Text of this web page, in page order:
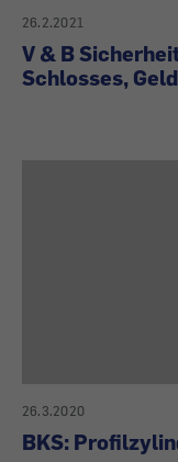
26.2.2021
V & B
Schlosses,
26.3.2020
BKS: